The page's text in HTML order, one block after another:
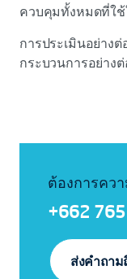
ควบคุมทั้งหมดที่ใช้
การประเมินอย่าง
กระบวนการอย่าง
ต้องการคว
+662
ส่งคำถาม